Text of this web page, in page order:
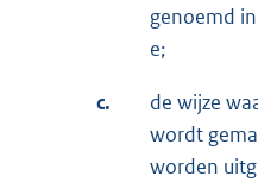
genoemd
e;
c.
de wijze
wordt
worden